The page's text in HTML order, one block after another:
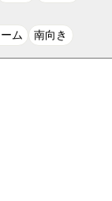
ム 南向き